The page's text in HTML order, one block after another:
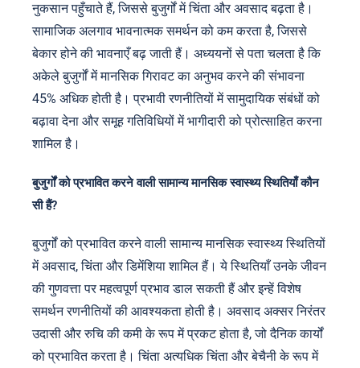
नुकसान पहुँचाते हैं, जिससे बुजुर्गों में चिंता और अवसाद बढ़ता है।
सामाजिक अलगाव भावनात्मक समर्थन को कम करता है, जिससे
बेकार होने की भावनाएँ बढ़ जाती हैं। अध्ययनों से पता चलता है कि
अकेले बुजुर्गों में मानसिक गिरावट का अनुभव करने की संभावना
45% अधिक होती है। प्रभावी रणनीतियों में सामुदायिक संबंधों को
बढ़ावा देना और समूह गतिविधियों में भागीदारी को प्रोत्साहित करना
शामिल है।
बुजुर्गों को प्रभावित करने वाली सामान्य मानसिक स्वास्थ्य स्थितियाँ कौन
सी हैं?
बुजुर्गों को प्रभावित करने वाली सामान्य मानसिक स्वास्थ्य स्थितियों
में अवसाद, चिंता और डिमेंशिया शामिल हैं। ये स्थितियाँ उनके जीवन
की गुणवत्ता पर महत्वपूर्ण प्रभाव डाल सकती हैं और इन्हें विशेष
समर्थन रणनीतियों की आवश्यकता होती है। अवसाद अक्सर निरंतर
उदासी और रुचि की कमी के रूप में प्रकट होता है, जो दैनिक कार्यों
को प्रभावित करता है। चिंता अत्यधिक चिंता और बेचैनी के रूप में